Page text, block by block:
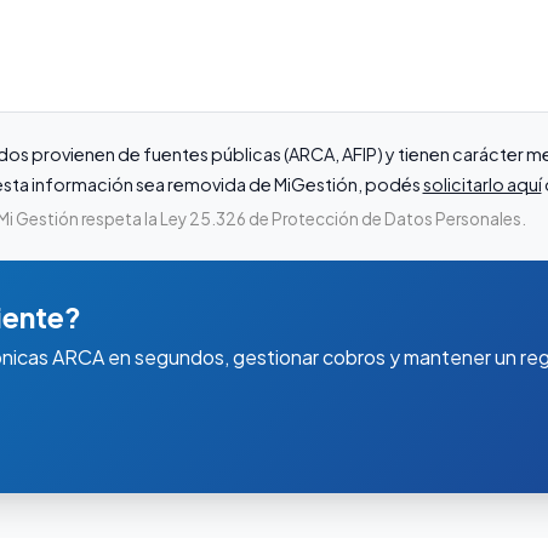
provienen de fuentes públicas (ARCA, AFIP) y tienen carácter
información sea removida de MiGestión, podéssolicitarlo aquí
Gestión respeta la Ley 25.326 de Protección de Datos Personales.
ARCA en segundos, gestionar cobros y mantener un